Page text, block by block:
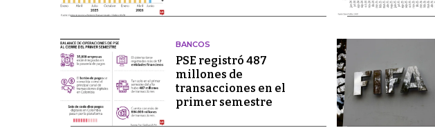
BANCOS
PSE registró 487
millones de
transacciones en el
primer semestre